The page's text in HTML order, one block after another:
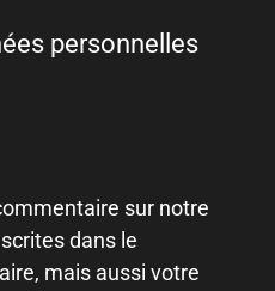
personnelles
sur notre
dans le
mais aussi votre